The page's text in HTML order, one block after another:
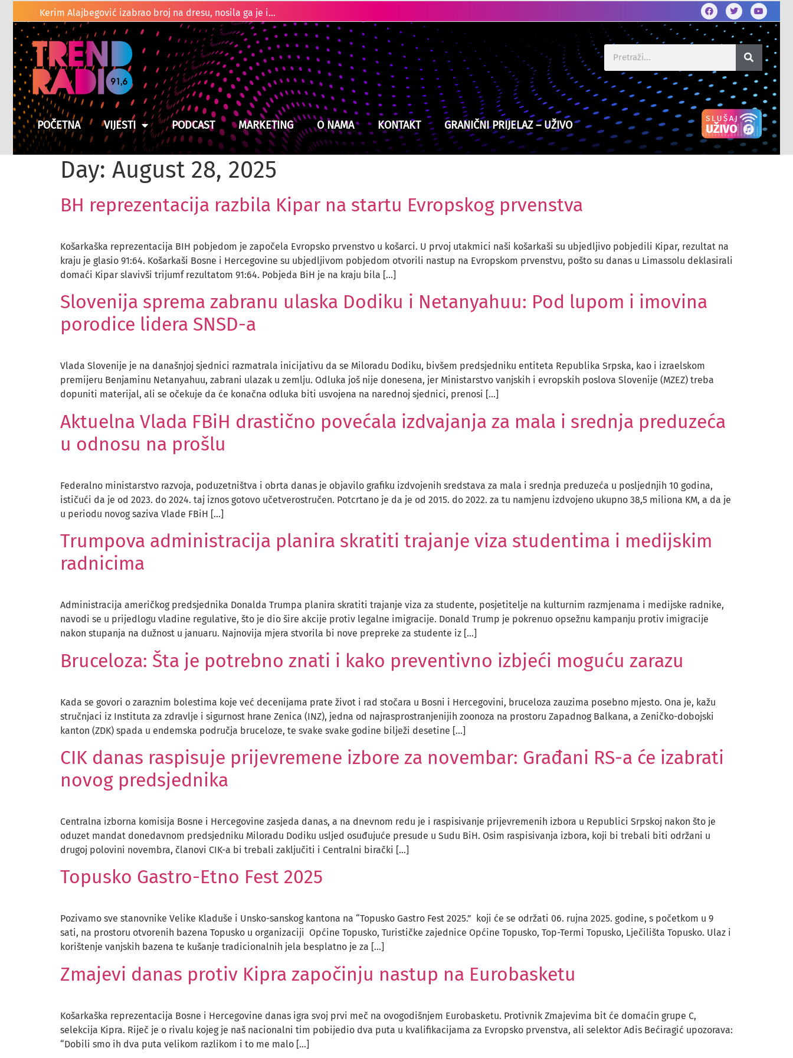
Kladuški
Suša prži usjeve u BiH, moguće poskupljenje hrane Ubistvo u Cazinu: Policija brzo locirala i uhapsila osumnjičenog
POČETNA VIJESTI PODCAST MARKETING O NAMA KONTAKT GRANIČNI PRIJELAZ – UŽIVO
Day: August 28, 2025
BH reprezentacija razbila Kipar na startu Evropskog prvenstva
Košarkaška reprezentacija BIH pobjedom je započela Evropsko prvenstvo u košarci. U prvoj utakmici naši košarkaši su ubjedljivo pobjedili Kipar, rezultat na
kraju je glasio 91:64. Košarkaši Bosne i Hercegovine su ubjedljivom pobjedom otvorili nastup na Evropskom prvenstvu, pošto su danas u Limassolu deklasirali
domaći Kipar slavivši trijumf rezultatom 91:64. Pobjeda BiH je na kraju bila […]
Slovenija sprema zabranu ulaska Dodiku i Netanyahuu: Pod lupom i imovina
porodice lidera SNSD-a
Vlada Slovenije je na današnjoj sjednici razmatrala inicijativu da se Miloradu Dodiku, bivšem predsjedniku entiteta Republika Srpska, kao i izraelskom
premijeru Benjaminu Netanyahuu, zabrani ulazak u zemlju. Odluka još nije donesena, jer Ministarstvo vanjskih i evropskih poslova Slovenije (MZEZ) treba
dopuniti materijal, ali se očekuje da će konačna odluka biti usvojena na narednoj sjednici, prenosi […]
Aktuelna Vlada FBiH drastično povećala izdvajanja za mala i srednja preduzeća
u odnosu na prošlu
Federalno ministarstvo razvoja, poduzetništva i obrta danas je objavilo grafiku izdvojenih sredstava za mala i srednja preduzeća u posljednjih 10 godina,
ističući da je od 2023. do 2024. taj iznos gotovo učetverostručen. Potcrtano je da je od 2015. do 2022. za tu namjenu izdvojeno ukupno 38,5 miliona KM, a da je
u periodu novog saziva Vlade FBiH […]
Trumpova administracija planira skratiti trajanje viza studentima i medijskim
radnicima
Administracija američkog predsjednika Donalda Trumpa planira skratiti trajanje viza za studente, posjetitelje na kulturnim razmjenama i medijske radnike,
navodi se u prijedlogu vladine regulative, što je dio šire akcije protiv legalne imigracije. Donald Trump je pokrenuo opsežnu kampanju protiv imigracije
nakon stupanja na dužnost u januaru. Najnovija mjera stvorila bi nove prepreke za studente iz […]
Bruceloza: Šta je potrebno znati i kako preventivno izbjeći moguću zarazu
Kada se govori o zaraznim bolestima koje već decenijama prate život i rad stočara u Bosni i Hercegovini, bruceloza zauzima posebno mjesto. Ona je, kažu
stručnjaci iz Instituta za zdravlje i sigurnost hrane Zenica (INZ), jedna od najrasprostranjenijih zoonoza na prostoru Zapadnog Balkana, a Zeničko-dobojski
kanton (ZDK) spada u endemska područja bruceloze, te svake svake godine bilježi desetine […]
CIK danas raspisuje prijevremene izbore za novembar: Građani RS-a će izabrati
novog predsjednika
Centralna izborna komisija Bosne i Hercegovine zasjeda danas, a na dnevnom redu je i raspisivanje prijevremenih izbora u Republici Srpskoj nakon što je
oduzet mandat donedavnom predsjedniku Miloradu Dodiku usljed osuđujuće presude u Sudu BiH. Osim raspisivanja izbora, koji bi trebali biti održani u
drugoj polovini novembra, članovi CIK-a bi trebali zaključiti i Centralni birački […]
Topusko Gastro-Etno Fest 2025
Pozivamo sve stanovnike Velike Kladuše i Unsko-sanskog kantona na “Topusko Gastro Fest 2025.” koji će se održati 06. rujna 2025. godine, s početkom u 9
sati, na prostoru otvorenih bazena Topusko u organizaciji Općine Topusko, Turističke zajednice Općine Topusko, Top-Termi Topusko, Lječilišta Topusko. Ulaz i
korištenje vanjskih bazena te kušanje tradicionalnih jela besplatno je za […]
Zmajevi danas protiv Kipra započinju nastup na Eurobasketu
Košarkaška reprezentacija Bosne i Hercegovine danas igra svoj prvi meč na ovogodišnjem Eurobasketu. Protivnik Zmajevima bit će domaćin grupe C,
selekcija Kipra. Riječ je o rivalu kojeg je naš nacionalni tim pobijedio dva puta u kvalifikacijama za Evropsko prvenstva, ali selektor Adis Bećiragić upozorava:
“Dobili smo ih dva puta velikom razlikom i to me malo […]